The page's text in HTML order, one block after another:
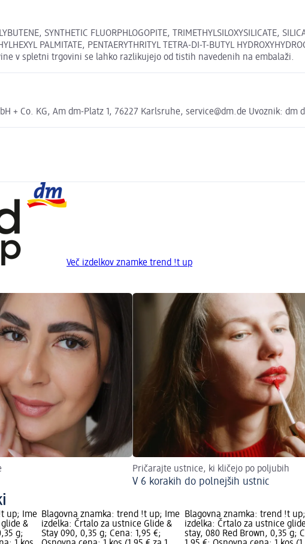
SYNTHETIC FLUORPHLOGOPITE, TRIMETHYLSILOXYSILICATE,
PALMITATE, PENTAERYTHRITYL TETRA-DI-T-BUTYL
v spletni trgovini se lahko razlikujejo od tistih navedenih na embalaži.
+ Co. KG, Am dm-Platz 1, 76227 Karlsruhe, service@dm.de Uvoznik:
Več izdelkov znamke trend !t up
Pričarajte ustnice, ki kličejo po poljubih
V 6 korakih do polnejših ustnic
up; Ime
&
g;
Blagovna znamka: trend !t up; Ime
izdelka: Črtalo za ustnice Glide &
Stay 090, 0,35 g; Cena: 1,95 €;
Blagovna znamka: trend !t
izdelka: Črtalo za ustnice
stay, 080 Red Brown, 0,35 g;